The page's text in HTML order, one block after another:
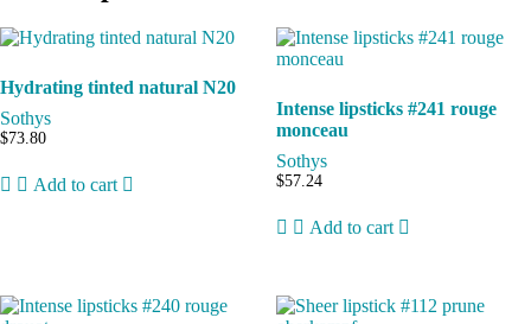
Hydrating tinted natural N20
Sothys
$73.80
Add to cart
Intense lipsticks #241 rouge
monceau
Sothys
$57.24
Add to cart